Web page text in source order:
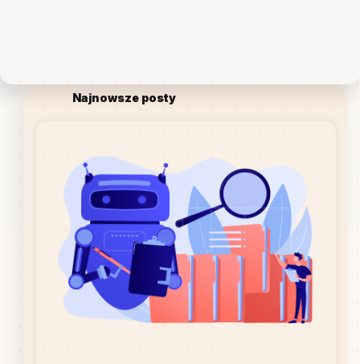
Najnowsze posty